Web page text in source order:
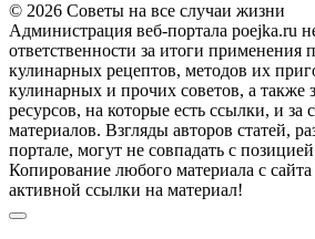
© 2026 Советы на все случаи жизни
Администрация веб-портала poejka.ru
ответственности за итоги применения
кулинарных рецептов, методов их
кулинарных и прочих советов, а также
ресурсов, на которые есть ссылки, и
материалов. Взгляды авторов статей,
портале, могут не совпадать с
Копирование любого материала с сайта
активной ссылки на материал!